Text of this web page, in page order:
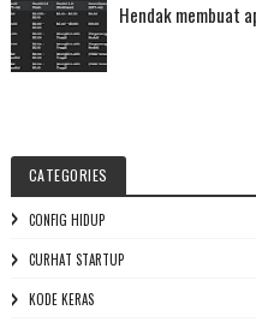
Hendak membuat
CATEGORIES
CONFIG HIDUP
CURHAT STARTUP
KODE KERAS